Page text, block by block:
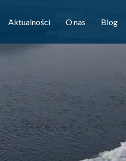
Aktualności O nas Blog